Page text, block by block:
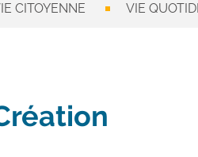
CITOYENNE VIE